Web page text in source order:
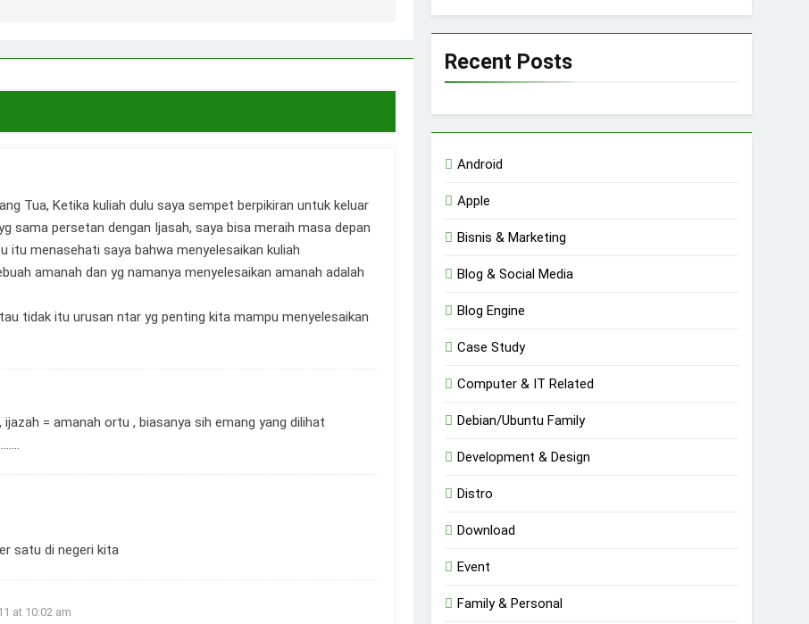
Tua, Ketika kuliah dulu saya sempet berpikiran untuk keluar
sama persetan dengan Ijasah, saya bisa meraih masa depan
itu menasehati saya bahwa menyelesaikan kuliah
amanah dan yg namanya menyelesaikan amanah adalah
tidak itu urusan ntar yg penting kita mampu menyelesaikan
= amanah ortu , biasanya sih emang yang dilihat
satu di negeri kita
at 10:02 am
Recent Posts
Android
Apple
Bisnis & Marketing
Blog & Social Media
Blog Engine
Case Study
Computer & IT Related
Debian/Ubuntu Family
Development & Design
Distro
Download
Event
Family & Personal